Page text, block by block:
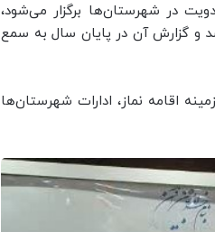
در شهرستان‌ها برگزار می‌شود،
و گزارش آن در پایان سال به سمع
اقامه نماز، ادارات شهرستان‌ها